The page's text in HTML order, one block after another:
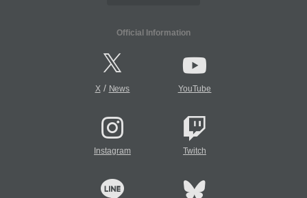
Official Information
X/ News YouTube
Instagram Twitch